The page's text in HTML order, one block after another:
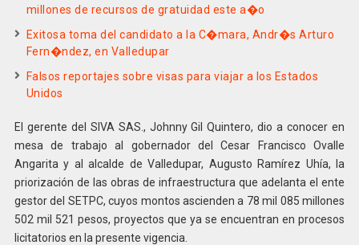
millones de recursos de gratuidad este a�o
Exitosa toma del candidato a la C�mara, Andr�s Arturo
Fern�ndez, en Valledupar
Falsos reportajes sobre visas para viajar a los Estados
Unidos
El gerente del SIVA SAS., Johnny Gil Quintero, dio a conocer en
mesa de trabajo al gobernador del Cesar Francisco Ovalle
Angarita y al alcalde de Valledupar, Augusto Ramírez Uhía, la
priorización de las obras de infraestructura que adelanta el ente
gestor del SETPC, cuyos montos ascienden a 78 mil 085 millones
502 mil 521 pesos, proyectos que ya se encuentran en procesos
licitatorios en la presente vigencia.